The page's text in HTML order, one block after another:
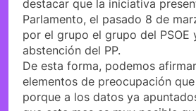
destacar que la iniciativa
Parlamento, el pasado 8 de
por el grupo el grupo del PSOE
abstención del PP.
De esta forma, podemos
elementos de preocupación que
porque a los datos ya